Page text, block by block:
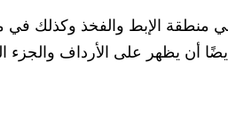
منطقة الإبط والفخذ وكذلك في
أن يظهر على الأرداف